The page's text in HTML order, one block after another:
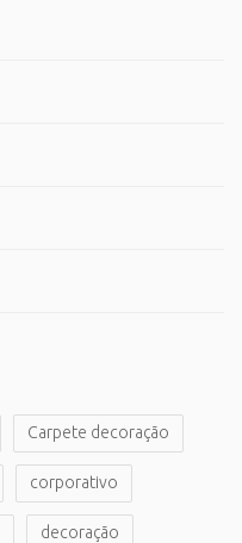
Carpete decoração
corporativo
decoração